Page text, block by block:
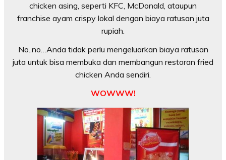
chicken asing, seperti KFC, McDonald, ataupun
franchise ayam crispy lokal dengan biaya ratusan juta
rupiah.
No..no…Anda tidak perlu mengeluarkan biaya ratusan
juta untuk bisa membuka dan membangun restoran fried
chicken Anda sendiri.
WOWWW!